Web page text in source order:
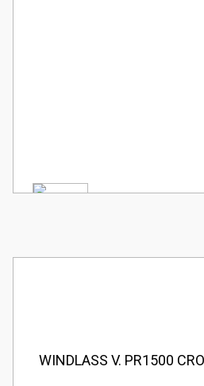
WINDLASS V. PR1500